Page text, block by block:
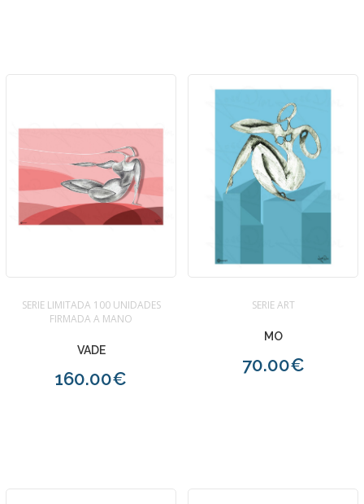
SERIE LIMITADA 100 UNIDADES
FIRMADA A MANO
VADE
160.00€
SERIE ART
MO
70.00€